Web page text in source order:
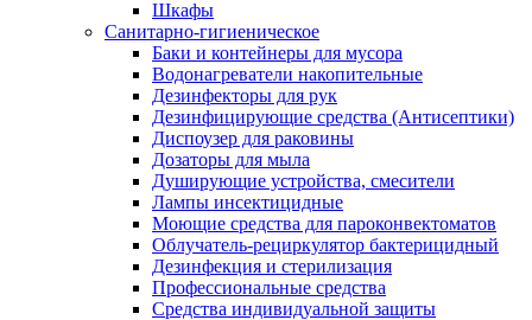
Шкафы
Санитарно-гигиеническое
Баки и контейнеры для мусора
Водонагреватели накопительные
Дезинфекторы для рук
Дезинфицирующие средства (Антисептики)
Диспоузер для раковины
Дозаторы для мыла
Душирующие устройства, смесители
Лампы инсектицидные
Моющие средства для пароконвектоматов
Облучатель-рециркулятор бактерицидный
Дезинфекция и стерилизация
Профессиональные средства
Средства индивидуальной защиты